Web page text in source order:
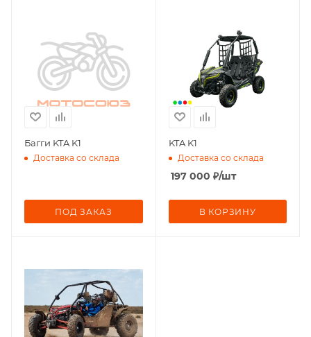
Багги KTA K1
Доставка со склада
ПОД ЗАКАЗ
KTA K1
Доставка со склада
197 000 ₽/шт
В КОРЗИНУ